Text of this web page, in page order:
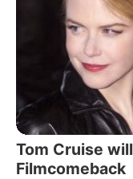
Tom Cruise
Filmcomeback